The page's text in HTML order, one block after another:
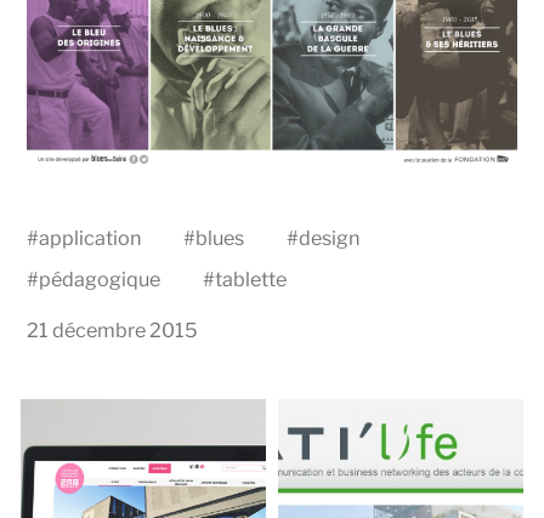
#application #blues #design
#pédagogique #tablette
21 décembre 2015